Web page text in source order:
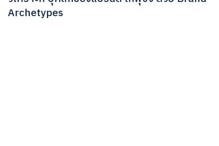
Archetypes